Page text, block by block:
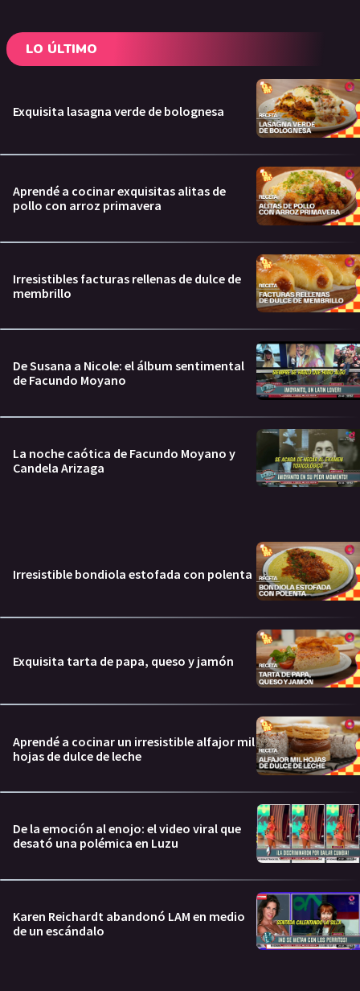
LO ÚLTIMO
Exquisita lasagna verde de bolognesa
Aprendé a cocinar exquisitas alitas de
pollo con arroz primavera
Irresistibles facturas rellenas de dulce de
membrillo
De Susana a Nicole: el álbum sentimental
de Facundo Moyano
La noche caótica de Facundo Moyano y
Candela Arizaga
Irresistible bondiola estofada con polenta
Exquisita tarta de papa, queso y jamón
Aprendé a cocinar un irresistible alfajor mil
hojas de dulce de leche
De la emoción al enojo: el video viral que
desató una polémica en Luzu
Karen Reichardt abandonó LAM en medio
de un escándalo